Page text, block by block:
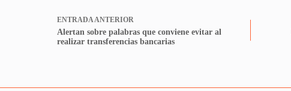
ENTRADAANTERIOR
Alertan sobre palabras que conviene evitar al
realizar transferencias bancarias